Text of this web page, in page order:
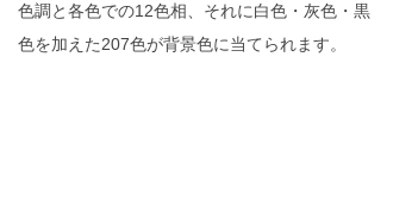
色調と各色での12色相、それに白色・灰色・黒
色を加えた207色が背景色に当てられます。